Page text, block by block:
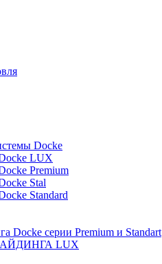
Docke
LUX
Premium
Stal
Standard
Docke серии Premium и Standart
LUX